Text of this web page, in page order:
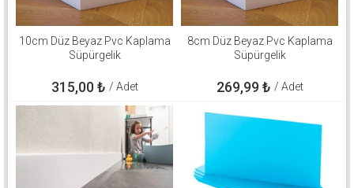
10cm Düz Beyaz Pvc Kaplama
Süpürgelik
315,00₺ / Adet
8cm Düz Beyaz Pvc Kaplama
Süpürgelik
269,99₺ / Adet